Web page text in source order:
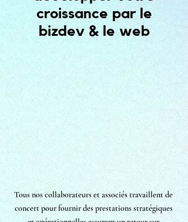
croissance par le
bizdev & le web
Tous nos collaborateurs et associés travaillent de
concert pour fournir des prestations stratégiques